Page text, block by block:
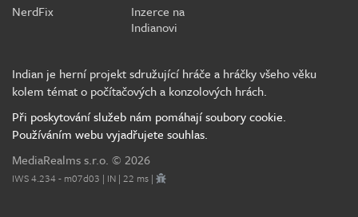
NerdFix
Inzerce na
Indianovi
Indian je herní projekt sdružující hráče a hráčky všeho věku
kolem témat o počítačových a konzolových hrách.
Při poskytování služeb nám pomáhají soubory cookie.
Používáním webu vyjadřujete souhlas.
MediaRealms s.r.o. © 2026
IWS 4.234 - m07d03 | IN | 22 ms |